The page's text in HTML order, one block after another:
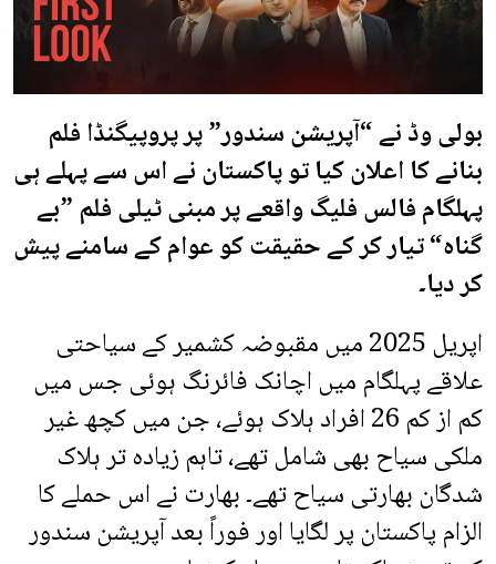
بولی وڈ نے “آپریشن سندور” پر پروپیگنڈا فلم
بنانے کا اعلان کیا تو پاکستان نے اس سے پہلے ہی
پہلگام فالس فلیگ واقعے پر مبنی ٹیلی فلم ”بے
گناہ“ تیار کر کے حقیقت کو عوام کے سامنے پیش
کر دیا۔
اپریل 2025 میں مقبوضہ کشمیر کے سیاحتی
علاقے پہلگام میں اچانک فائرنگ ہوئی جس میں
کم از کم 26 افراد ہلاک ہوئے، جن میں کچھ غیر
ملکی سیاح بھی شامل تھے، تاہم زیادہ تر ہلاک
شدگان بھارتی سیاح تھے۔ بھارت نے اس حملے کا
الزام پاکستان پر لگایا اور فوراً بعد آپریشن سندور